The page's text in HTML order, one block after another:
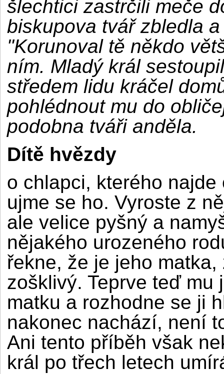
šlechtici zastrčili meče
biskupova tvář zbledla
"Korunoval tě někdo
ním. Mladý král
středem lidu kráčel
pohlédnout mu do
podobna tváři anděla.
Dítě hvězdy
o chlapci, kterého
ujme se ho. Vyroste z
ale velice pyšný a
nějakého urozeného
řekne, že je jeho
zošklivý. Teprve teď
matku a rozhodne se ji
nakonec nachází, není
Ani tento příběh však
král po třech letech